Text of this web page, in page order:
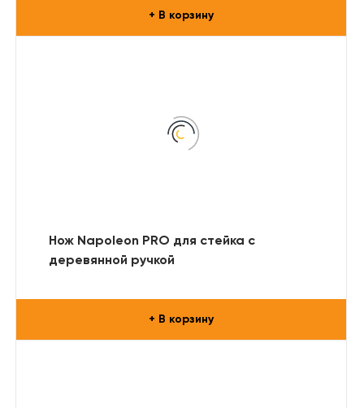
+ В корзину
Нож Napoleon PRO для стейка с
деревянной ручкой
+ В корзину